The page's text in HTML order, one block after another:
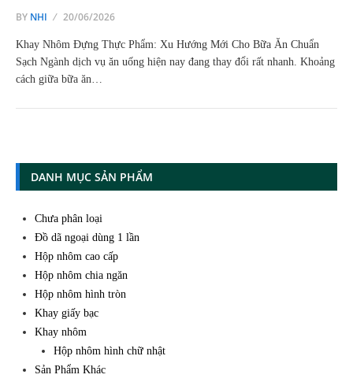
BY NHI 20/06/2026
Khay Nhôm Đựng Thực Phẩm: Xu Hướng Mới Cho Bữa Ăn Chuẩn
Sạch Ngành dịch vụ ăn uống hiện nay đang thay đổi rất nhanh. Khoảng
cách giữa bữa ăn…
DANH MỤC SẢN PHẨM
Chưa phân loại
Đồ dã ngoại dùng 1 lần
Hộp nhôm cao cấp
Hộp nhôm chia ngăn
Hộp nhôm hình tròn
Khay giấy bạc
Khay nhôm
Hộp nhôm hình chữ nhật
Sản Phẩm Khác